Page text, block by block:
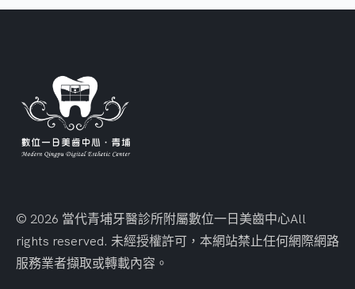
© 2026 當代青埔牙醫診所附屬數位一日美齒中心All
rights reserved. 未經授權許可，本網站禁止任何網際網路
服務業者擷取或轉載內容。